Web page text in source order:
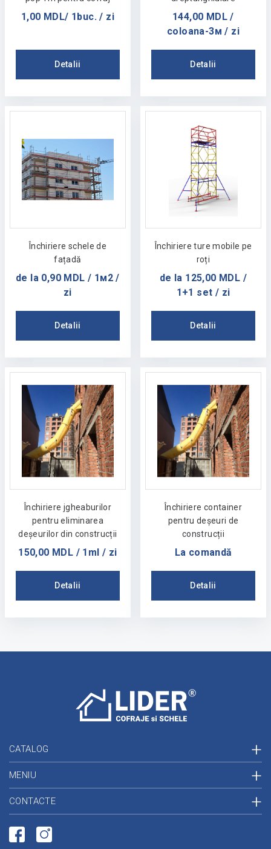
1,00 MDL/ 1buc. / zi
Detalii
144,00 MDL /
coloana-3м / zi
Detalii
Închiriere schele de
fațadă
de la 0,90 MDL / 1м2 /
zi
Detalii
Închiriere ture mobile pe
roți
de la 125,00 MDL /
1+1 set / zi
Detalii
Închiriere jgheaburilor
pentru eliminarea
deșeurilor din construcții
150,00 MDL / 1ml / zi
Detalii
Închiriere container
pentru deșeuri de
construcții
La comandă
Detalii
CATALOG
MENIU
CONTACTE